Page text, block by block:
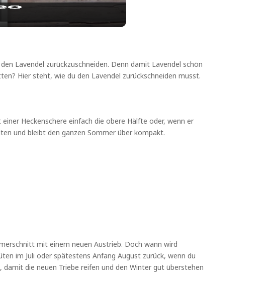
Lavendel zurückzuschneiden. Denn damit Lavendel schön
Hier steht, wie du den Lavendel zurückschneiden musst.
Heckenschere einfach die obere Hälfte oder, wenn er
und bleibt den ganzen Sommer über kompakt.
mit einem neuen Austrieb. Doch wann wird
im Juli oder spätestens Anfang August zurück, wenn du
die neuen Triebe reifen und den Winter gut überstehen